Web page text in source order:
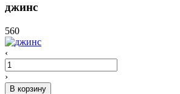
джинс
560
‹
›
В корзину